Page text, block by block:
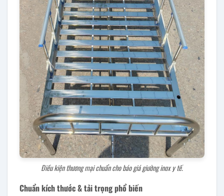
Điều kiện thương mại chuẩn cho báo giá giường inox y tế.
Chuẩn kích thước & tải trọng phổ biến